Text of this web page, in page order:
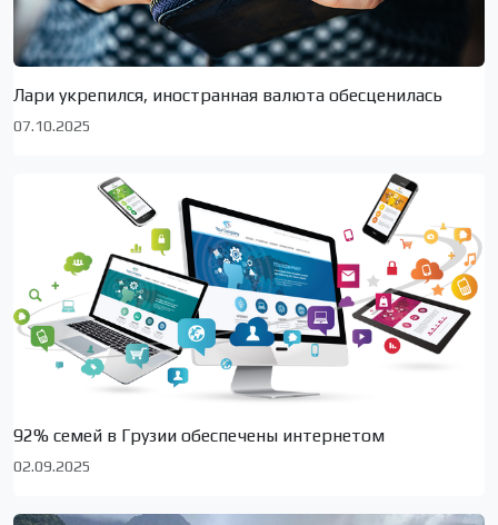
Лари укрепился, иностранная валюта обесценилась
07.10.2025
92% семей в Грузии обеспечены интернетом
02.09.2025